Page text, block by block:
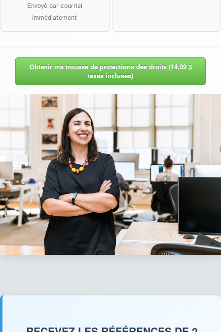
Envoyé par courriel
immédiatement
Obtenir ma trousse de protections des droits (14,99 $
taxes incluses)